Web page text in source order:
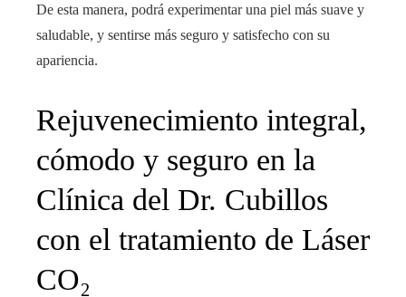
De esta manera, podrá experimentar una piel más suave y
saludable, y sentirse más seguro y satisfecho con su
apariencia.
Rejuvenecimiento integral,
cómodo y seguro en la
Clínica del Dr. Cubillos
con el tratamiento de Láser
CO₂